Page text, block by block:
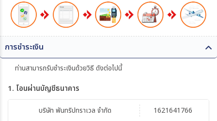
การชำระเงิน
ท่านสามารถรับชำระเงินด้วยวิธี ดังต่อไปนี้
1. โอนผ่านบัญชีธนาคาร
บริษัท พันทริปทราเวล จำกัด 1621641766